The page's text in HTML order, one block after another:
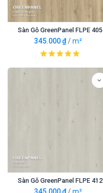
Sàn Gỗ GreenPanel FLPE 405
345.000₫ /m²
Sàn Gỗ GreenPanel FLPE 412